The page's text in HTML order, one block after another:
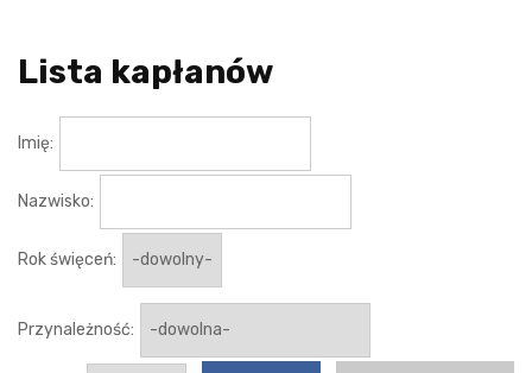
Lista kapłanów
Imię:
Nazwisko:
Rok święceń:
Przynależność: